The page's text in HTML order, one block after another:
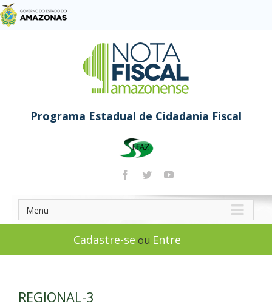
Programa Estadual de Cidadania Fiscal
Menu
Cadastre-se ou Entre
REGIONAL-3